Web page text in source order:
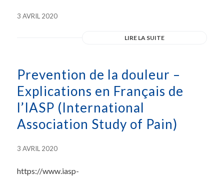
3 AVRIL 2020
LIRE LA SUITE
Prevention de la douleur –
Explications en Français de
l’IASP (International
Association Study of Pain)
3 AVRIL 2020
https://www.iasp-